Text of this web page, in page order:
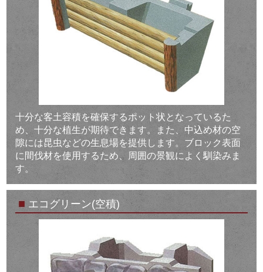
十分な客土容積を確保するポット状となっているた
め、十分な植生が期待できます。また、中込め材の空
隙には昆虫などの生息場を提供します。ブロック表面
に間伐材を使用するため、周囲の景観によく馴染みま
す。
■ エコグリーン(空積)